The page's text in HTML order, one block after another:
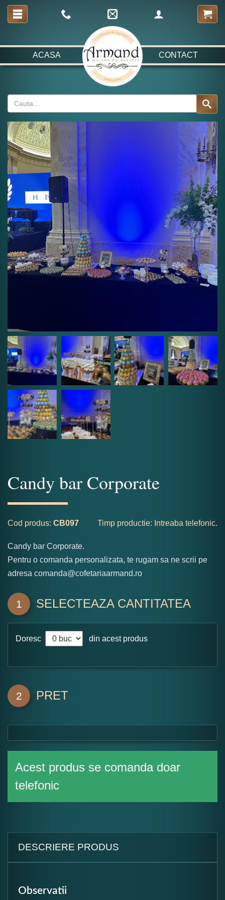
ACASA CONTACT
Candy bar Corporate
Cod produs: CB097 Timp productie: Intreaba telefonic.
Candy bar Corporate.
Pentru o comanda personalizata, te rugam sa ne scrii pe
adresa comanda@cofetariaarmand.ro
1 SELECTEAZA CANTITATEA
Doresc din acest produs
2 PRET
Acest produs se comanda doar
telefonic
DESCRIERE PRODUS
Observatii